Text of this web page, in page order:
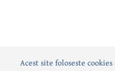
Acest site foloseste